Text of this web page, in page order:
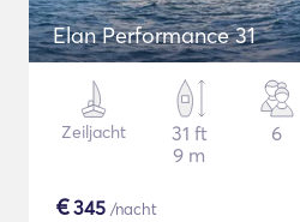
Elan Performance 31
Zeiljacht
31 ft
9 m
6
€345 /nacht